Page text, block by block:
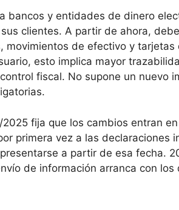
bancos y entidades de dinero
clientes. A partir de ahora,
movimientos de efectivo y
esto implica mayor
fiscal. No supone un nuevo
2025 fija que los cambios entran
primera vez a las declaraciones
a partir de esa fecha.
de información arranca con